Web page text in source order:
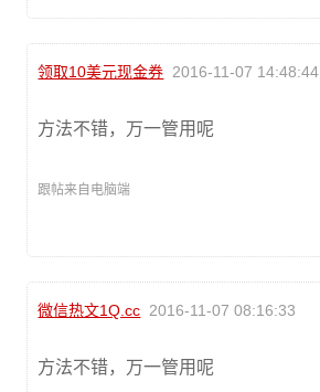
领取10美元现金券 2016-11-07 14:48:44
方法不错，万一管用呢
跟帖来自电脑端
微信热文1Q.cc 2016-11-07 08:16:33
方法不错，万一管用呢